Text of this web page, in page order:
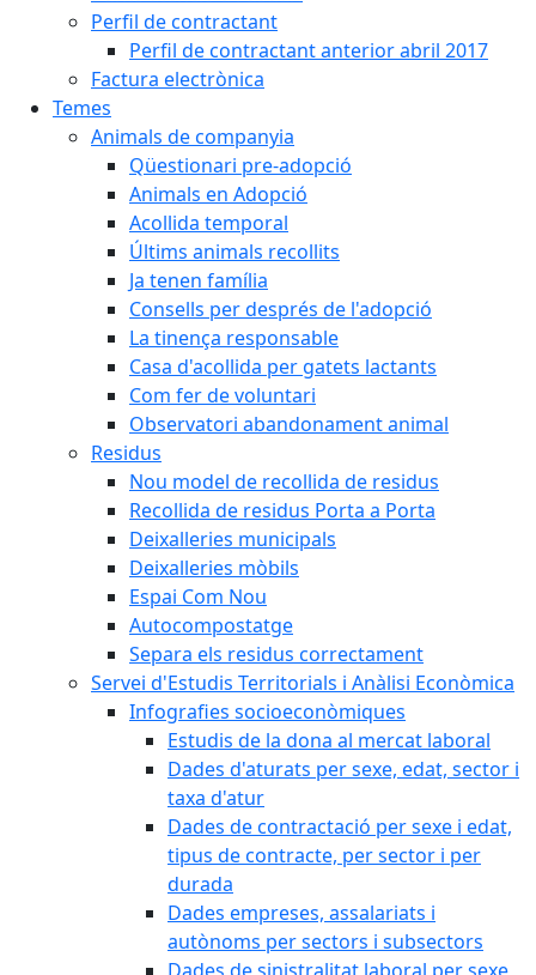
Perfil de contractant
Perfil de contractant anterior abril 2017
Factura electrònica
Temes
Animals de companyia
Qüestionari pre-adopció
Animals en Adopció
Acollida temporal
Últims animals recollits
Ja tenen família
Consells per després de l'adopció
La tinença responsable
Casa d'acollida per gatets lactants
Com fer de voluntari
Observatori abandonament animal
Residus
Nou model de recollida de residus
Recollida de residus Porta a Porta
Deixalleries municipals
Deixalleries mòbils
Espai Com Nou
Autocompostatge
Separa els residus correctament
Servei d'Estudis Territorials i Anàlisi Econòmica
Infografies socioeconòmiques
Estudis de la dona al mercat laboral
Dades d'aturats per sexe, edat, sector i
taxa d'atur
Dades de contractació per sexe i edat,
tipus de contracte, per sector i per
durada
Dades empreses, assalariats i
autònoms per sectors i subsectors